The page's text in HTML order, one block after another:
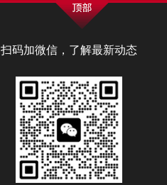
扫码加微信，了解最新动态